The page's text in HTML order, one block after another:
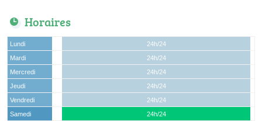
Horaires
Lundi
24h/24
Mardi
24h/24
Mercredi
24h/24
Jeudi
24h/24
Vendredi
24h/24
Samedi
24h/24